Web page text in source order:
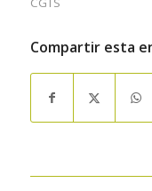
Compartir esta